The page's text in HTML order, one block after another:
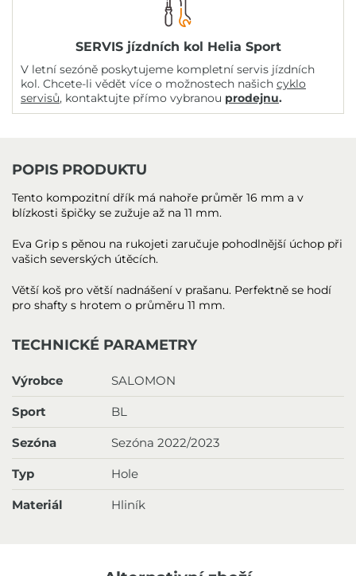
SERVIS jízdních kol Helia Sport
V letní sezóně poskytujeme kompletní servis jízdních
kol. Chcete-li vědět více o možnostech našich cyklo
servisů, kontaktujte přímo vybranou prodejnu.
POPIS PRODUKTU
Tento kompozitní dřík má nahoře průměr 16 mm a v
blízkosti špičky se zužuje až na 11 mm.
Eva Grip s pěnou na rukojeti zaručuje pohodlnější úchop při
vašich severských útěcích.
Větší koš pro větší nadnášení v prašanu. Perfektně se hodí
pro shafty s hrotem o průměru 11 mm.
TECHNICKÉ PARAMETRY
Výrobce SALOMON
Sport BL
Sezóna Sezóna 2022/2023
Typ Hole
Materiál Hliník